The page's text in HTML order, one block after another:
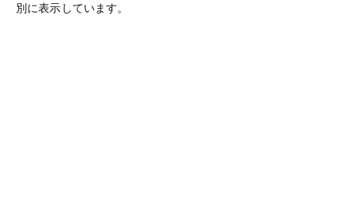
別に表示しています。